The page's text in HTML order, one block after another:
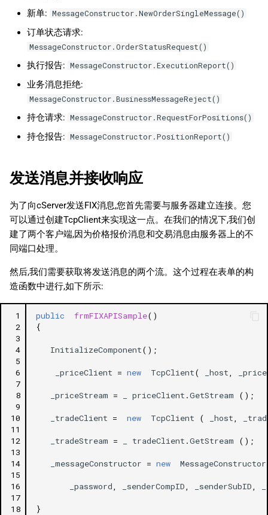
新单: MessageConstructor.NewOrderSingleMessage()
订单状态请求:
MessageConstructor.OrderStatusRequest()
执行报告: MessageConstructor.ExecutionReport()
业务消息拒绝:
MessageConstructor.BusinessMessageReject()
持仓请求: MessageConstructor.RequestForPositions()
持仓报告: MessageConstructor.PositionReport()
发送消息并接收响应
为了向cServer发送FIX消息,您首先需要与服务器建立连接。您
可以通过创建TcpClient来实现这一点。在我们的情况下,我们创
建了两个客户端,因为价格报价消息和交易消息由服务器上的不
同端口处理。
然后,我们需要获取将发送消息的两个流。这个过程在表单的构
造函数中进行,如下所示:
1
2
3
4
5
6
7
8
9
10
11
12
13
14
15
16
17
18
public frmFIXAPISample()
{
InitializeComponent();
_priceClient = new TcpClient( _host,
_priceStream = priceClient .GetStream ();
_tradeClient = new TcpClient ( _host,
_tradeStream = tradeClient .GetStream ();
_messageConstructor = new MessageConstructor
_password, _senderCompID, _senderSubID,
}